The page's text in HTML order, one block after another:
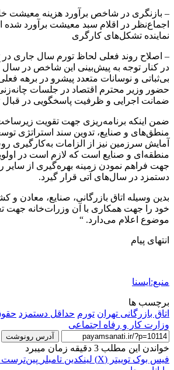
– بازنگری در شاخص برآورد هزینه معیشت
اجماع‌نظر در اقلام سبد معیشت برآورد
نماینده تشکل‌های کارگری
– اصلاح روند فعلی لحاظ تورم سال جاری در
در کنار توجه به پیش‌بینی این شاخص در سال
بی‌ثباتی و نوسانات متعدد پیشرو در برهه
حضور وزیر محترم اقتصاد در جلسات
ضمانت اجرایی و ظرفیت پاسخگویی در قبال
ضمن اینکه برنامه‌ریزی جهت تقویت
منطق‌های و صنایع، تدوین سند استراتژی
آمایش سرزمین نیز از الزامات به‌کارگیری
منطقه‌ای و صنایع است که لازم است در
جهت فراهم نمودن زمینه بهره‌گیری از سایر
دستمزد در سال‌های آتی قرار گیرد.
بدین وسیله اتاق بازرگانی، صنایع، معادن و
خود را جهت همکاری با آن وزرات‌خانه جهت
موضوع اعلام می‌دارد. “
انتهای پیام
منبع:ایسنا
برچسب ها
اتاق بازرگانی تهران تورم حداقل دستمزد
وزارت کار و رفاه اجتماعی
آدرس رونوشت
خواندن این مطلب 3 دقیقه زمان میبرد
فیس بوک توییتر (X) لینکدین ‫تامبلر ‫پین‌ترست